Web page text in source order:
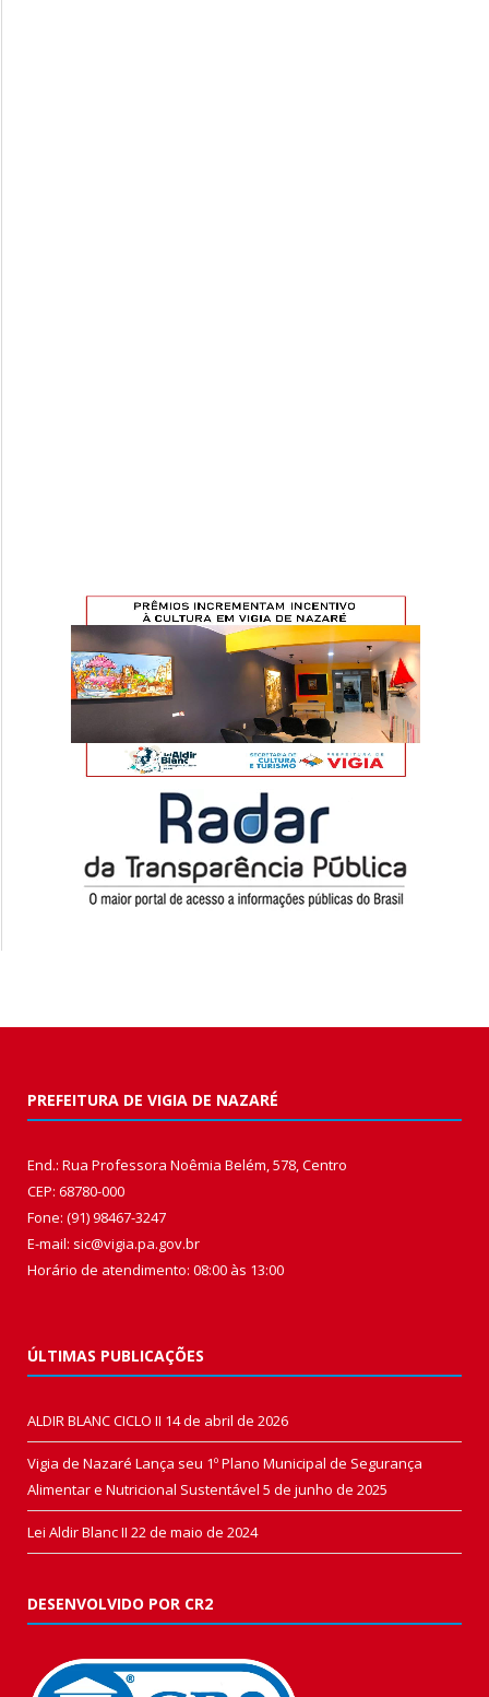
PREFEITURA DE VIGIA DE NAZARÉ
End.: Rua Professora Noêmia Belém, 578, Centro
CEP: 68780-000
Fone: (91) 98467-3247
E-mail: sic@vigia.pa.gov.br
Horário de atendimento: 08:00 às 13:00
ÚLTIMAS PUBLICAÇÕES
ALDIR BLANC CICLO II 14 de abril de 2026
Vigia de Nazaré Lança seu 1º Plano Municipal de Segurança
Alimentar e Nutricional Sustentável 5 de junho de 2025
Lei Aldir Blanc II 22 de maio de 2024
DESENVOLVIDO POR CR2